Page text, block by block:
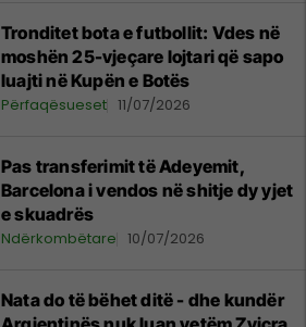
Tronditet bota e futbollit: Vdes në
moshën 25-vjeçare lojtari që sapo
luajti në Kupën e Botës
Përfaqësueset 11/07/2026
Pas transferimit të Adeyemit,
Barcelona i vendos në shitje dy yjet
e skuadrës
Ndërkombëtare 10/07/2026
Nata do të bëhet ditë - dhe kundër